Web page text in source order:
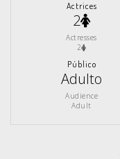
Actrices
2
Actresses
2
Público
Adulto
Audience
Adult